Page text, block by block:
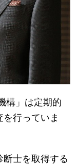
構」は定期的
行っていま
士を取得する